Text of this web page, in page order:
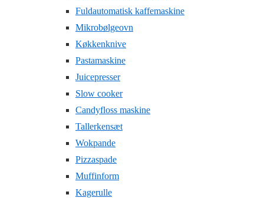
Fuldautomatisk kaffemaskine
Mikrobølgeovn
Køkkenknive
Pastamaskine
Juicepresser
Slow cooker
Candyfloss maskine
Tallerkensæt
Wokpande
Pizzaspade
Muffinform
Kagerulle